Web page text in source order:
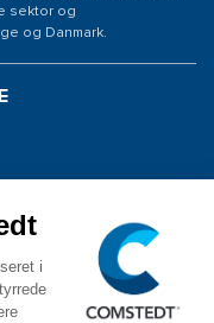
sektor og
og Danmark.